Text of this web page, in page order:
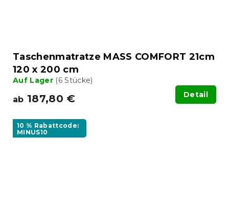
Taschenmatratze MASS COMFORT 21cm
120 x 200 cm
Auf Lager (6 Stücke)
ab 187,80 € Detail
10 % Rabattcode:
MINUS10